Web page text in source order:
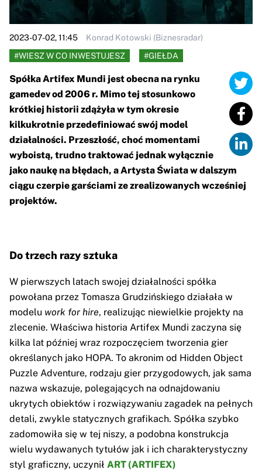
2023-07-02, 11:45
Konrad Kotowski (Biznesradar)
#WIESZ W CO INWESTUJESZ
#GIEŁDA
Spółka Artifex Mundi jest obecna na rynku
gamedev od 2006 r. Mimo tej stosunkowo
krótkiej historii zdążyła w tym okresie
kilkukrotnie przedefiniować swój model
działalności. Przeszłość, choć momentami
wyboistą, trudno traktować jednak wyłącznie
jako naukę na błędach, a Artysta Świata w dalszym
ciągu czerpie garściami ze zrealizowanych wcześniej
projektów.
Do trzech razy sztuka
W pierwszych latach swojej działalności spółka
powołana przez Tomasza Grudzińskiego działała w
modelu work for hire, realizując niewielkie projekty na
zlecenie. Właściwa historia Artifex Mundi zaczyna się
kilka lat później wraz rozpoczęciem tworzenia gier
określanych jako HOPA. To akronim od Hidden Object
Puzzle Adventure, rodzaju gier przygodowych, jak sama
nazwa wskazuje, polegających na odnajdowaniu
ukrytych obiektów i rozwiązywaniu zagadek na pełnych
detali, zwykle statycznych grafikach. Spółka szybko
zadomowiła się w tej niszy, a podobna konstrukcja
wielu wydawanych tytułów jak i ich charakterystyczny
styl graficzny, uczynił ART (ARTIFEX)